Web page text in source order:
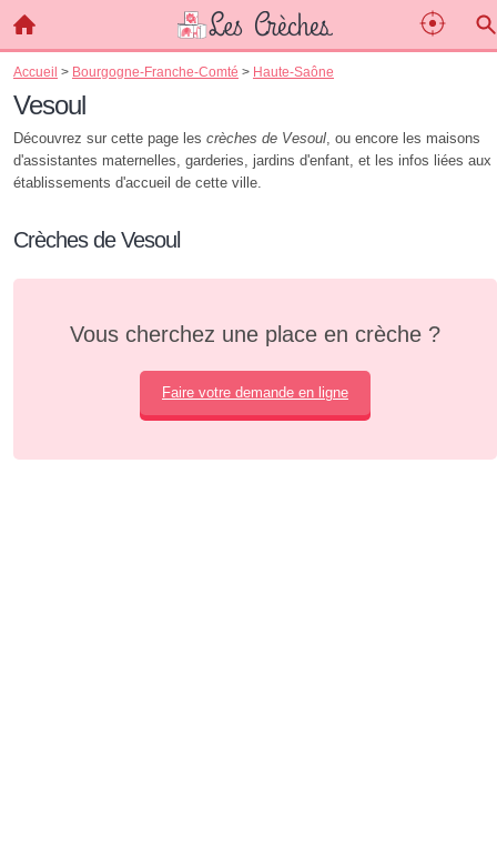
Accueil > Bourgogne-Franche-Comté > Haute-Saône
Vesoul
Découvrez sur cette page les crèches de Vesoul, ou encore les maisons
d'assistantes maternelles, garderies, jardins d'enfant, et les infos liées aux
établissements d'accueil de cette ville.
Crèches de Vesoul
Vous cherchez une place en crèche ?
Faire votre demande en ligne